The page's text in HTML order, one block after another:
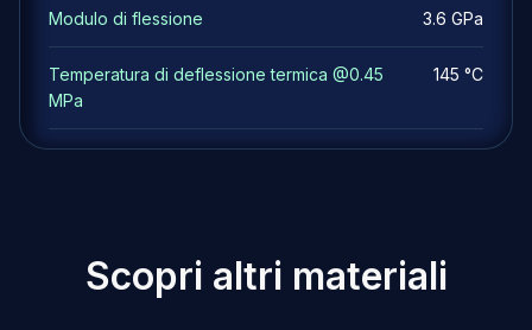
Modulo di flessione 3.6 GPa
Temperatura di deflessione termica @0.45
MPa
145 °C
Scopri altri materiali